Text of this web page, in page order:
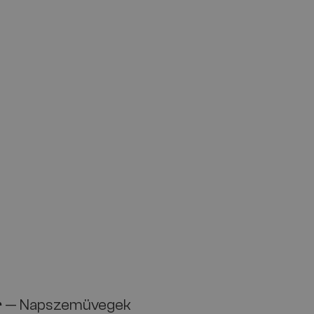
— Napszemüvegek